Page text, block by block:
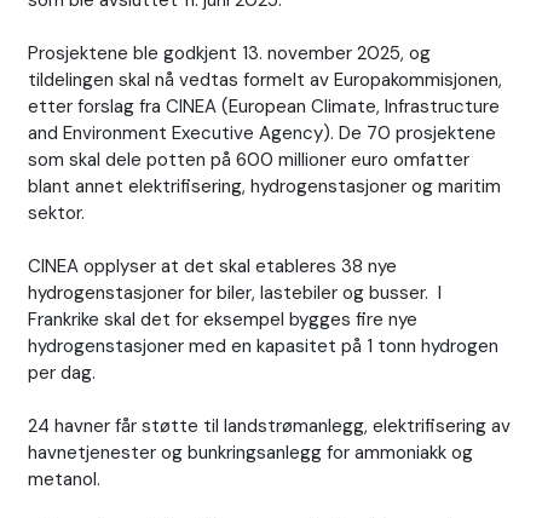
Prosjektene ble godkjent 13. november 2025, og
tildelingen skal nå vedtas formelt av Europakommisjonen,
etter forslag fra CINEA (European Climate, Infrastructure
and Environment Executive Agency). De 70 prosjektene
som skal dele potten på 600 millioner euro omfatter
blant annet elektrifisering, hydrogenstasjoner og maritim
sektor.
CINEA opplyser at det skal etableres 38 nye
hydrogenstasjoner for biler, lastebiler og busser. I
Frankrike skal det for eksempel bygges fire nye
hydrogenstasjoner med en kapasitet på 1 tonn hydrogen
per dag.
24 havner får støtte til landstrømanlegg, elektrifisering av
havnetjenester og bunkringsanlegg for ammoniakk og
metanol.